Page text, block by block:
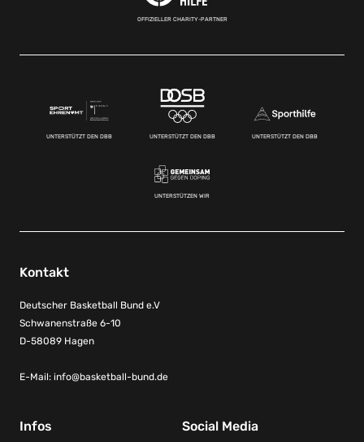
OFFIZIELLER CHARITY-PARTNER
UNTERSTÜTZT DEN DBB UNTERSTÜTZT DEN DBB UNTERSTÜTZT DEN DBB
UNTERSTÜTZEN WIR
Kontakt
Deutscher Basketball Bund e.V
Schwanenstraße 6-10
D-58089 Hagen
E-Mail: info@basketball-bund.de
Infos Social Media